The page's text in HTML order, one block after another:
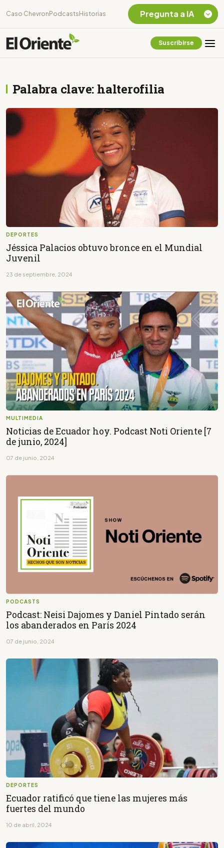
Caso Chevron Podcasts Historias
Suscribirse
Palabra clave: halterofilia
DEPORTES
Jéssica Palacios obtuvo bronce en el Mundial
Juvenil
23 de septiembre, 2024
MULTIMEDIA
Noticias de Ecuador hoy. Podcast Noti Oriente [7
de junio, 2024]
07 de junio, 2024
PODCASTS
Podcast: Neisi Dajomes y Daniel Pintado serán
los abanderados en París 2024
07 de junio, 2024
DEPORTES
Ecuador ratificó que tiene las mujeres más
fuertes del mundo
10 de abril, 2024
Pregunta a IA
Listar destinos
Amazonia Ecuatoriana